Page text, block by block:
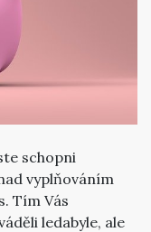
schopni
vyplňováním
Tím Vás
ledabyle, ale